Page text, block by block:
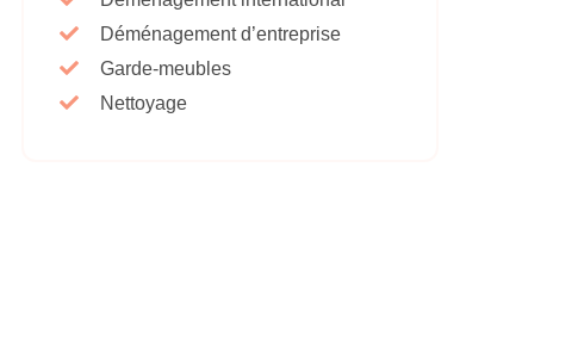
Déménagement d’entreprise
Garde-meubles
Nettoyage